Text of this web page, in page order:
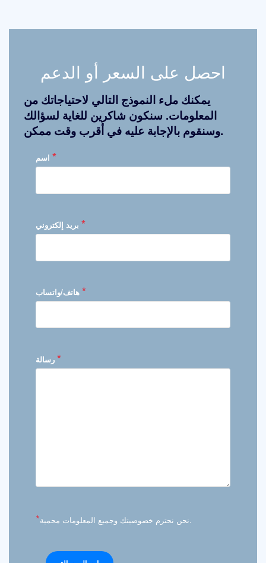
احصل على السعر أو الدعم
يمكنك ملء النموذج التالي لاحتياجاتك من
المعلومات. سنكون شاكرين للغاية لسؤالك
وسنقوم بالإجابة عليه في أقرب وقت ممكن.
*
*
*
*
* نحن نحترم خصوصيتك وجميع المعلومات محمية.